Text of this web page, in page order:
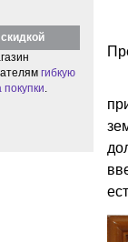
гибкую
покупки